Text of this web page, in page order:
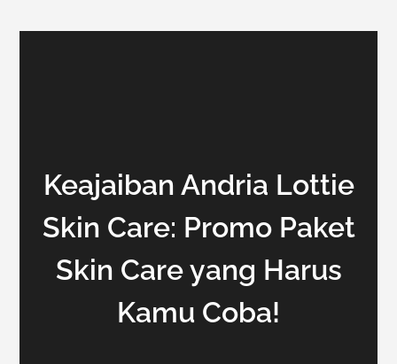
Keajaiban Andria Lottie
Skin Care: Promo Paket
Skin Care yang Harus
Kamu Coba!